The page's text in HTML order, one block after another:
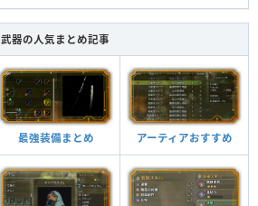
武器の人気まとめ記事
最強装備まとめ アーティアおすすめ